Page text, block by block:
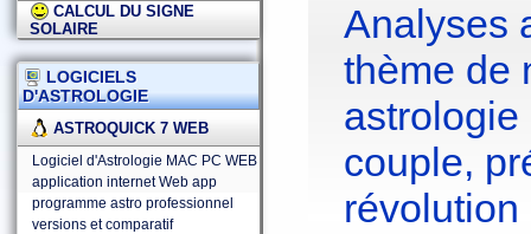
CALCUL DU SIGNE
SOLAIRE
LOGICIELS
D'ASTROLOGIE
ASTROQUICK 7 WEB
Logiciel d'Astrologie MAC PC WEB
application internet Web app
programme astro professionnel
versions et comparatif
Analyses
thème de
couple,